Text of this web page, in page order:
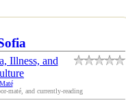
Illness, and
maté, and currently-reading